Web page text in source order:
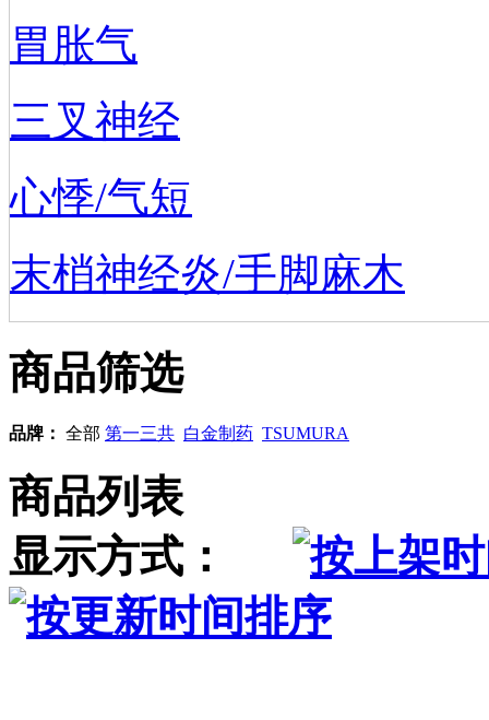
胃胀气
三叉神经
心悸/气短
末梢神经炎/手脚麻木
商品筛选
品牌： 全部 第一三共 白金制药 TSUMURA
商品列表
显示方式：